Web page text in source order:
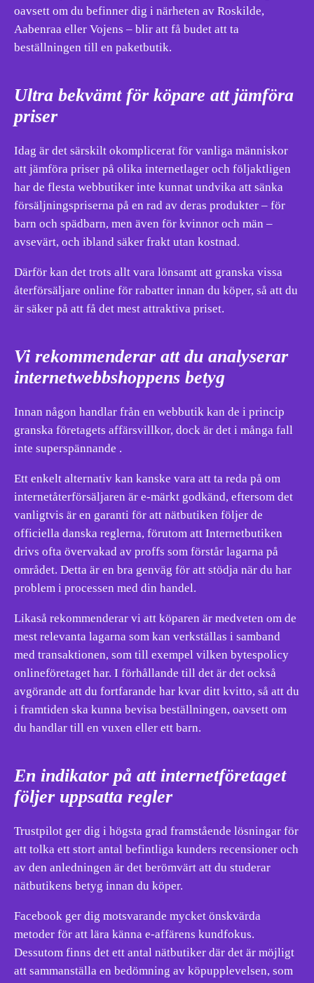
oavsett om du befinner dig i närheten av Roskilde,
Aabenraa eller Vojens – blir att få budet att ta
beställningen till en paketbutik.
Ultra bekvämt för köpare att jämföra
priser
Idag är det särskilt okomplicerat för vanliga människor
att jämföra priser på olika internetlager och följaktligen
har de flesta webbutiker inte kunnat undvika att sänka
försäljningspriserna på en rad av deras produkter – för
barn och spädbarn, men även för kvinnor och män –
avsevärt, och ibland säker frakt utan kostnad.
Därför kan det trots allt vara lönsamt att granska vissa
återförsäljare online för rabatter innan du köper, så att du
är säker på att få det mest attraktiva priset.
Vi rekommenderar att du analyserar
internetwebbshoppens betyg
Innan någon handlar från en webbutik kan de i princip
granska företagets affärsvillkor, dock är det i många fall
inte superspännande .
Ett enkelt alternativ kan kanske vara att ta reda på om
internetåterförsäljaren är e-märkt godkänd, eftersom det
vanligtvis är en garanti för att nätbutiken följer de
officiella danska reglerna, förutom att Internetbutiken
drivs ofta övervakad av proffs som förstår lagarna på
området. Detta är en bra genväg för att stödja när du har
problem i processen med din handel.
Likaså rekommenderar vi att köparen är medveten om de
mest relevanta lagarna som kan verkställas i samband
med transaktionen, som till exempel vilken bytespolicy
onlineföretaget har. I förhållande till det är det också
avgörande att du fortfarande har kvar ditt kvitto, så att du
i framtiden ska kunna bevisa beställningen, oavsett om
du handlar till en vuxen eller ett barn.
En indikator på att internetföretaget
följer uppsatta regler
Trustpilot ger dig i högsta grad framstående lösningar för
att tolka ett stort antal befintliga kunders recensioner och
av den anledningen är det berömvärt att du studerar
nätbutikens betyg innan du köper.
Facebook ger dig motsvarande mycket önskvärda
metoder för att lära känna e-affärens kundfokus.
Dessutom finns det ett antal nätbutiker där det är möjligt
att sammanställa en bedömning av köpupplevelsen, som